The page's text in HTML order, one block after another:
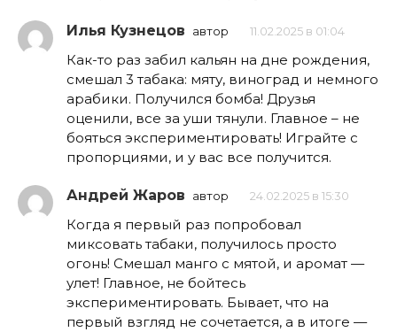
Илья Кузнецов автор 11.02.2025 в 01:04
Как-то раз забил кальян на дне рождения,
смешал 3 табака: мяту, виноград и немного
арабики. Получился бомба! Друзья
оценили, все за уши тянули. Главное – не
бояться экспериментировать! Играйте с
пропорциями, и у вас все получится.
Андрей Жаров автор 24.02.2025 в 15:30
Когда я первый раз попробовал
миксовать табаки, получилось просто
огонь! Смешал манго с мятой, и аромат —
улет! Главное, не бойтесь
экспериментировать. Бывает, что на
первый взгляд не сочетается, а в итоге —